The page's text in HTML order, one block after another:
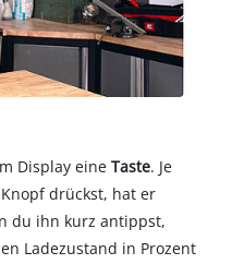
Display eineTaste. Je
drückst, hat er
du ihn kurz antippst,
Ladezustand in Prozent